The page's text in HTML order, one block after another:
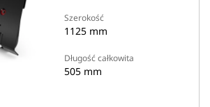
Szerokość
1125 mm
Długość całkowita
505 mm